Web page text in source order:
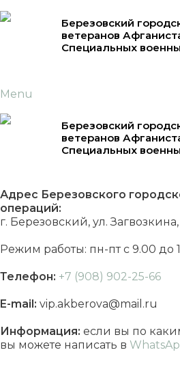
Березовский
ветеранов
Специальных
Menu
Березовский
ветеранов
Специальных
Адрес Березовского
операций:
г. Березовский, ул.
Режим работы: пн-пт с 9.00 до
Телефон: +7 (908) 902-25-66
E-mail: vip.akberova@mail.ru
Информация: если вы по
вы можете написать в